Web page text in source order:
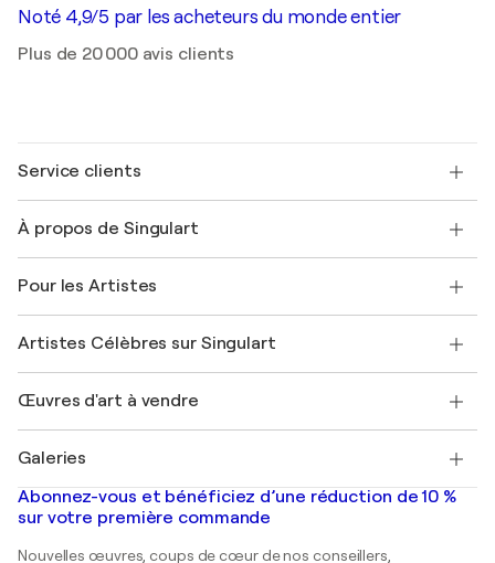
Noté 4,9/5 par les acheteurs du monde entier
Plus de 20 000 avis clients
Service clients
Expédition
Offrir une carte cadeau
Rejoignez notre programme commercial
Mon compte
+33 1 76 44 06 42
À propos de Singulart
FAQ
Magazine Singulart
Emplois
Découvrez une sélection d'art original
Pour les Artistes
Se connecter en tant qu'Artiste
Artistes Célèbres sur Singulart
Marc Chagall
Banksy
Mr. Brainwash
Shepard Fairey
Œuvres d'art à vendre
Tableaux abstraits à vendre
Peintures de paysage
Estampes
Galeries
Galeries d'art en France
Galeries d'art en Belgique
Abonnez-vous et bénéficiez d’une réduction de 10 %
sur votre première commande
Nouvelles œuvres, coups de cœur de nos conseillers,